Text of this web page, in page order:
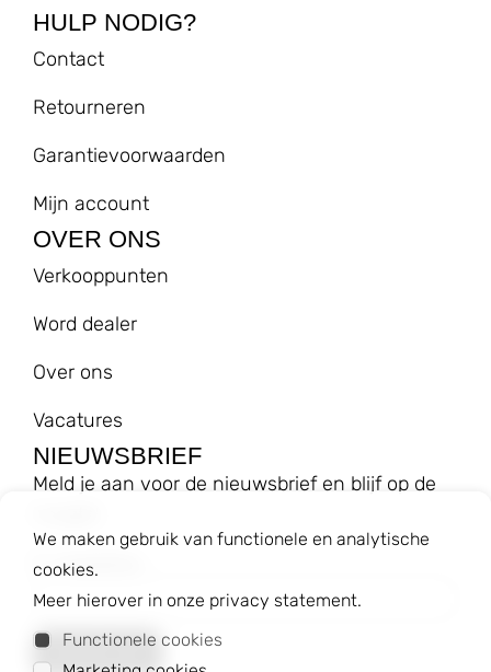
HULP NODIG?
Contact
Retourneren
Garantievoorwaarden
Mijn account
OVER ONS
Verkooppunten
Word dealer
Over ons
Vacatures
NIEUWSBRIEF
Meld je aan voor de nieuwsbrief en blijf op de
E-mailadres
We maken gebruik van functionele en analytische
cookies.
Meer hierover in onze privacy statement.
Functionele cookies